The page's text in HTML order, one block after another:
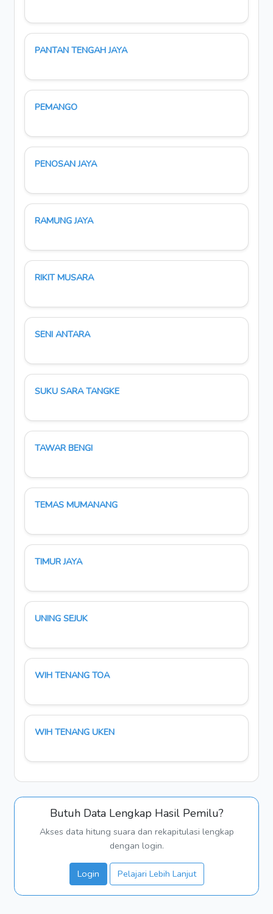
PANTAN TENGAH JAYA
PEMANGO
PENOSAN JAYA
RAMUNG JAYA
RIKIT MUSARA
SENI ANTARA
SUKU SARA TANGKE
TAWAR BENGI
TEMAS MUMANANG
TIMUR JAYA
UNING SEJUK
WIH TENANG TOA
WIH TENANG UKEN
Butuh Data Lengkap Hasil Pemilu?
Akses data hitung suara dan rekapitulasi lengkap
dengan login.
Login Pelajari Lebih Lanjut